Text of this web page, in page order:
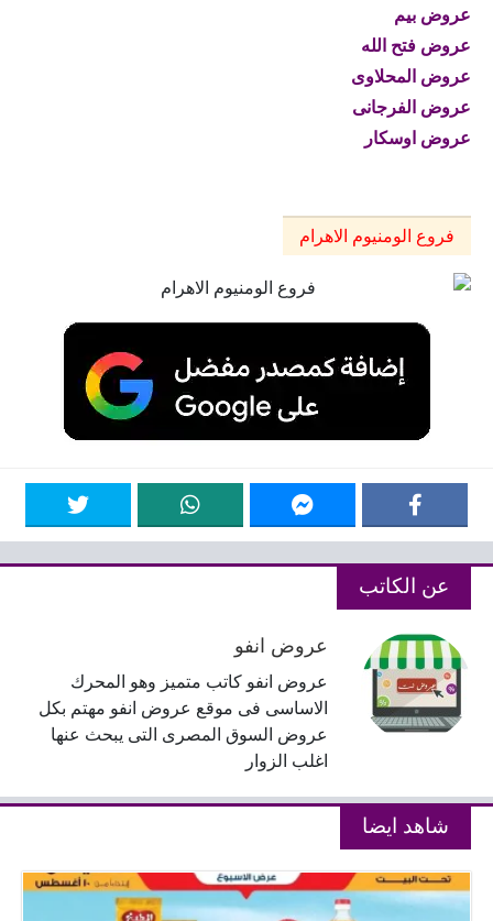
عروض بيم
عروض فتح الله
عروض المحلاوى
عروض الفرجانى
عروض اوسكار
فروع الومنيوم الاهرام
عن الكاتب
عروض انفو
عروض انفو كاتب متميز وهو المحرك
الاساسى فى موقع عروض انفو مهتم بكل
عروض السوق المصرى التى يبحث عنها
اغلب الزوار
شاهد ايضا